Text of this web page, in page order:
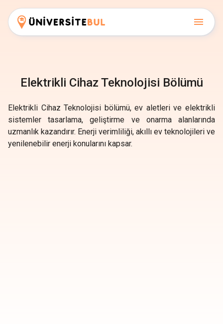
Elektrikli Cihaz Teknolojisi Bölümü
Elektrikli Cihaz Teknolojisi bölümü, ev aletleri ve elektrikli
sistemler tasarlama, geliştirme ve onarma alanlarında
uzmanlık kazandırır. Enerji verimliliği, akıllı ev teknolojileri ve
yenilenebilir enerji konularını kapsar.